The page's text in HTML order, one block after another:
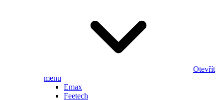
Otevřít
menu
Emax
Feetech